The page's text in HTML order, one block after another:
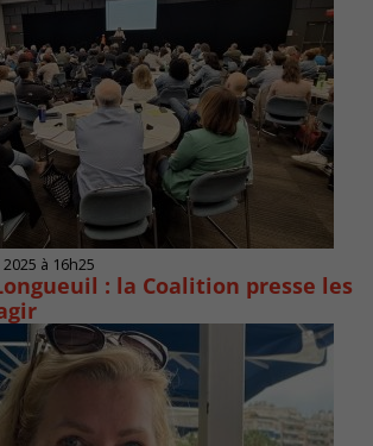
à 16h25
: la Coalition presse les